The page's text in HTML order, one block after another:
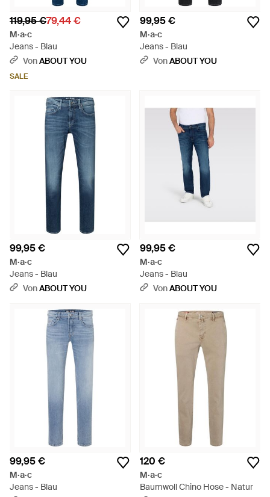
119,95 €79,44 €
M·a·c
Jeans - Blau
VonABOUT YOU
SALE
99,95 €
M·a·c
Jeans - Blau
VonABOUT YOU
99,95 €
M·a·c
Jeans - Blau
VonABOUT YOU
99,95 €
M·a·c
Jeans - Blau
VonABOUT YOU
99,95 €
M·a·c
Jeans - Blau
120 €
M·a·c
Baumwoll Chino Hose - Natur